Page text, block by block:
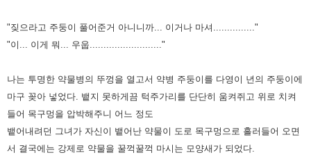
"짖으라고 주둥이 풀어준거 아니니까... 이거나 마셔..............."
"이... 이게 뭐... 우웁.........................."
나는 투명한 약물병의 뚜껑을 열고서 약병 주둥이를 다영이 년의 주둥이에
마구 꽂아 넣었다. 뱉지 못하게끔 턱주가리를 단단히 움켜쥐고 위로 치켜
들어 목구멍을 압박해주니 어느 정도
뱉어내려던 그녀가 자신이 뱉어난 약물이 도로 목구멍으로 흘러들어 오면
서 결국에는 강제로 약물을 꿀꺽꿀꺽 마시는 모양새가 되었다.